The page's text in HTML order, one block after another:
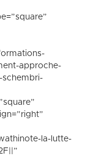
approche-
schembri-
la-lutte-